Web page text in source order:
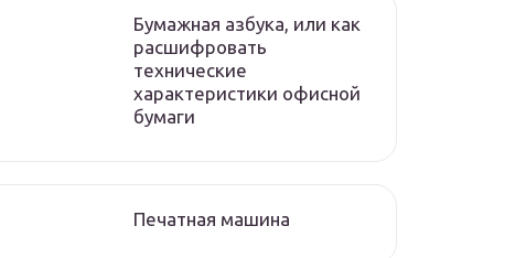
Бумажная азбука, или как
расшифровать
технические
характеристики офисной
бумаги
Печатная машина